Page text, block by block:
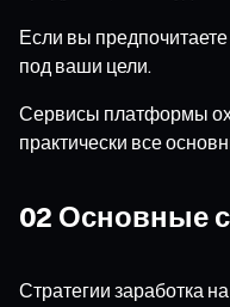
Если вы
под ваши цели.
Сервисы платформы
практически все
02 Основные
Стратегии заработка